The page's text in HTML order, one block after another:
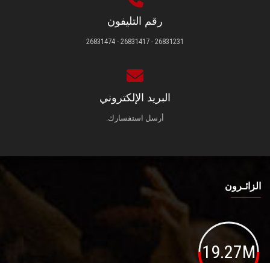
رقم التليفون
26831231 - 26831417 - 26831474
البريد الإلكتروني
أرسل استفسارك.
الزائـرون
19.27M